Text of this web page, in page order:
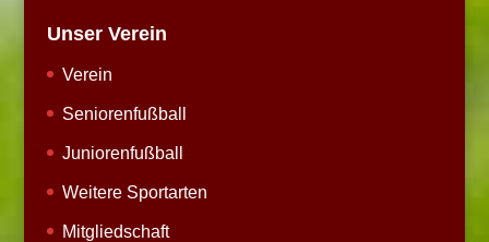
Unser Verein
Verein
Seniorenfußball
Juniorenfußball
Weitere Sportarten
Mitgliedschaft